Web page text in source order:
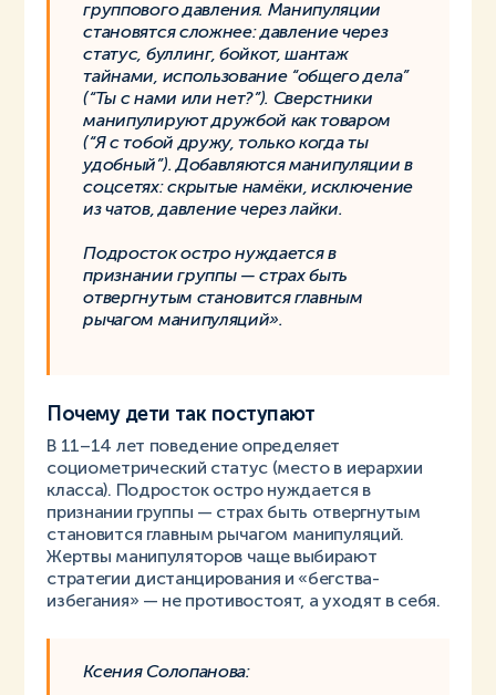
группового давления. Манипуляции
становятся сложнее: давление через
статус, буллинг, бойкот, шантаж
тайнами, использование “общего дела”
(“Ты с нами или нет?”). Сверстники
манипулируют дружбой как товаром
(“Я с тобой дружу, только когда ты
удобный”). Добавляются манипуляции в
соцсетях: скрытые намёки, исключение
из чатов, давление через лайки.
Подросток остро нуждается в
признании группы — страх быть
отвергнутым становится главным
рычагом манипуляций».
Почему дети так поступают
В 11–14 лет поведение определяет
социометрический статус (место в иерархии
класса). Подросток остро нуждается в
признании группы — страх быть отвергнутым
становится главным рычагом манипуляций.
Жертвы манипуляторов чаще выбирают
стратегии дистанцирования и «бегства-
избегания» — не противостоят, а уходят в себя.
Ксения Солопанова: